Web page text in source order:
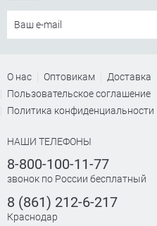
О нас Оптовикам Доставка
Пользовательское соглашение
Политика конфиденциальности
НАШИ ТЕЛЕФОНЫ
8-800-100-11-77
звонок по России бесплатный
8 (861) 212-6-217
Краснодар